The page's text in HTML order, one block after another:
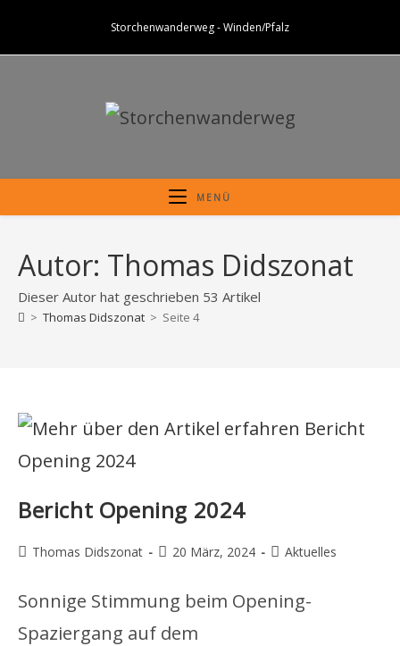
springen
Storchenwanderweg - Winden/Pfalz
MENÜ
Autor: Thomas Didszonat
Dieser Autor hat geschrieben 53 Artikel
> Thomas Didszonat > Seite 4
Bericht Opening 2024
Beitrags-
Thomas Didszonat
Beitrag
20 März, 2024
Beitrags-
Aktuelles
Sonnige Stimmung beim Opening-
Spaziergang auf dem